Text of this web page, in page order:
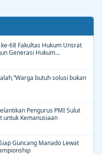
68 Fakultas Hukum Unsrat
Generasi Hukum
solusi bukan
Pengurus PMI Sulut
untuk Kemanusiaan
Guncang Manado Lewat